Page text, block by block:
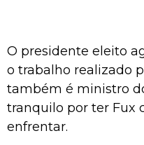
O presidente eleito
o trabalho realizado
também é ministro
tranquilo por ter Fux
enfrentar.